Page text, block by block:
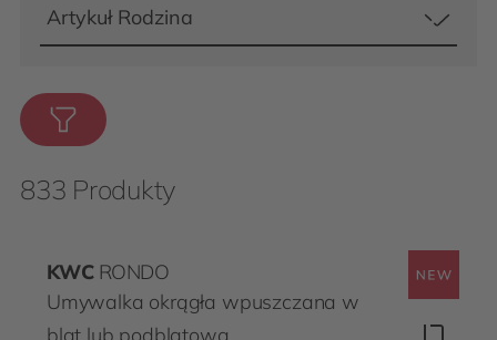
Artykuł Rodzina
833 Produkty
KWC RONDO
Umywalka okrągła wpuszczana w